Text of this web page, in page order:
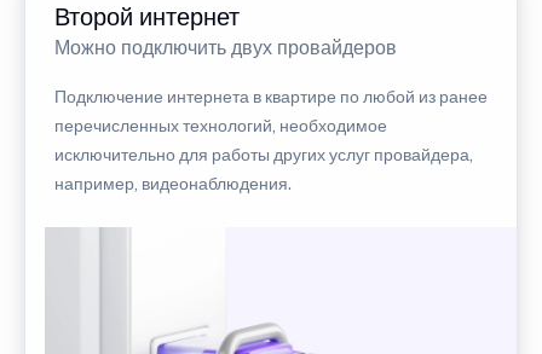
Второй интернет
Можно подключить двух провайдеров
Подключение интернета в квартире по любой из ранее
перечисленных технологий, необходимое
исключительно для работы других услуг провайдера,
например, видеонаблюдения.